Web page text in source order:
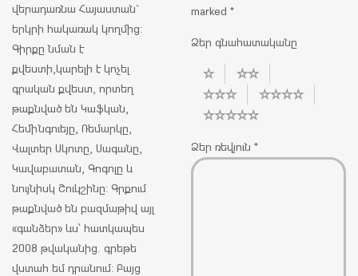
վերադառնա Հայաստան`
երկրի հակառակ կողմից:
Գիրքը նման է
քվեստի,կարելի է կոչել
գրական քվեստ, որտեղ
թաքնված են Կաֆկան,
Հեմինգուեյը, Ռեմարկը,
Վալտեր Սկոտը, Սագանը,
Կավաբատան, Գոգոլը և
նույնիսկ Շուկշինը: Գրքում
թաքնված են բազմաթիվ այլ
«գանձեր» ևս՝ հատկապես
2008 թվականից. գրեթե
վստահ եմ դրանում: Բայց
marked *
Ձեր գնահատականը
Ձեր ռեվյուն *